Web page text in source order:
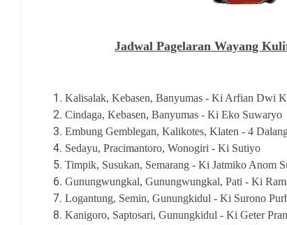
Jadwal Pagelaran Wayang
Kalisalak, Kebasen, Banyumas - Ki Arfian Dwi
Cindaga, Kebasen, Banyumas - Ki Eko Suwaryo
Embung Gemblegan, Kalikotes, Klaten - 4
Sedayu, Pracimantoro, Wonogiri - Ki Sutiyo
Timpik, Susukan, Semarang - Ki Jatmiko Anom
Gunungwungkal, Gunungwungkal, Pati - Ki
Logantung, Semin, Gunungkidul - Ki Surono
Kanigoro, Saptosari, Gunungkidul - Ki Geter